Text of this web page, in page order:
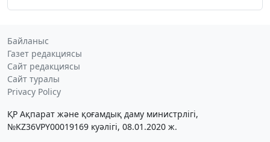
Байланыс
Газет редакциясы
Сайт редакциясы
Сайт туралы
Privacy Policy
ҚР Ақпарат және қоғамдық даму министрлігі,
№KZ36VPY00019169 куәлігі, 08.01.2020 ж.